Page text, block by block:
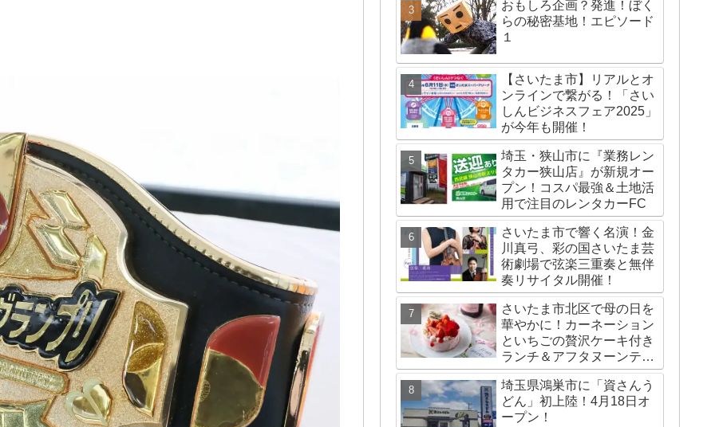
おもしろ企画？発進！ぼく
らの秘密基地！エピソード
１
【さいたま市】リアルとオ
ンラインで繋がる！「さい
しんビジネスフェア2025」
が今年も開催！
埼玉・狭山市に『業務レン
タカー狭山店』が新規オー
プン！コスパ最強＆土地活
用で注目のレンタカーFC
さいたま市で響く名演！金
川真弓、彩の国さいたま芸
術劇場で弦楽三重奏と無伴
奏リサイタル開催！
さいたま市北区で母の日を
華やかに！カーネーション
といちごの贅沢ケーキ付き
ランチ＆アフタヌーンティ
ー
埼玉県鴻巣市に「資さんう
どん」初上陸！4月18日オ
ープン！